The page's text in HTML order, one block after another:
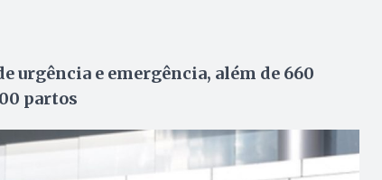
urgência e emergência, além de 660
partos